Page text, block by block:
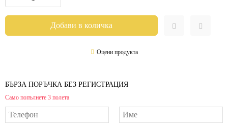
Оцени продукта
БЪРЗА ПОРЪЧКА БЕЗ РЕГИСТРАЦИЯ
Само попълнете 3 полета